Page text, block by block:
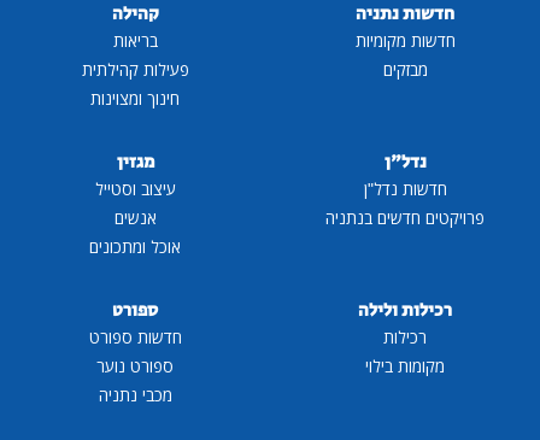
חדשות נתניה
חדשות מקומיות
מבזקים
קהילה
בריאות
פעילות קהילתית
חינוך ומצוינות
נדל"ן
חדשות נדל"ן
פרויקטים חדשים בנתניה
מגזין
עיצוב וסטייל
אנשים
אוכל ומתכונים
רכילות ולילה
רכילות
מקומות בילוי
ספורט
חדשות ספורט
ספורט נוער
מכבי נתניה